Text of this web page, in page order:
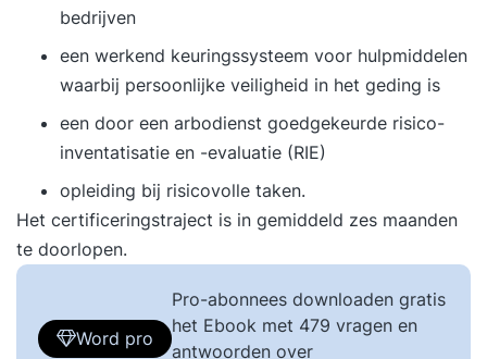
bedrijven
een werkend keuringssysteem voor hulpmiddelen
waarbij persoonlijke veiligheid in het geding is
een door een arbodienst goedgekeurde risico-
inventatisatie en -evaluatie (RIE)
opleiding bij risicovolle taken.
Het certificeringstraject is in gemiddeld zes maanden
te doorlopen.
Word pro
Pro-abonnees downloaden gratis
het Ebook met 479 vragen en
antwoorden over